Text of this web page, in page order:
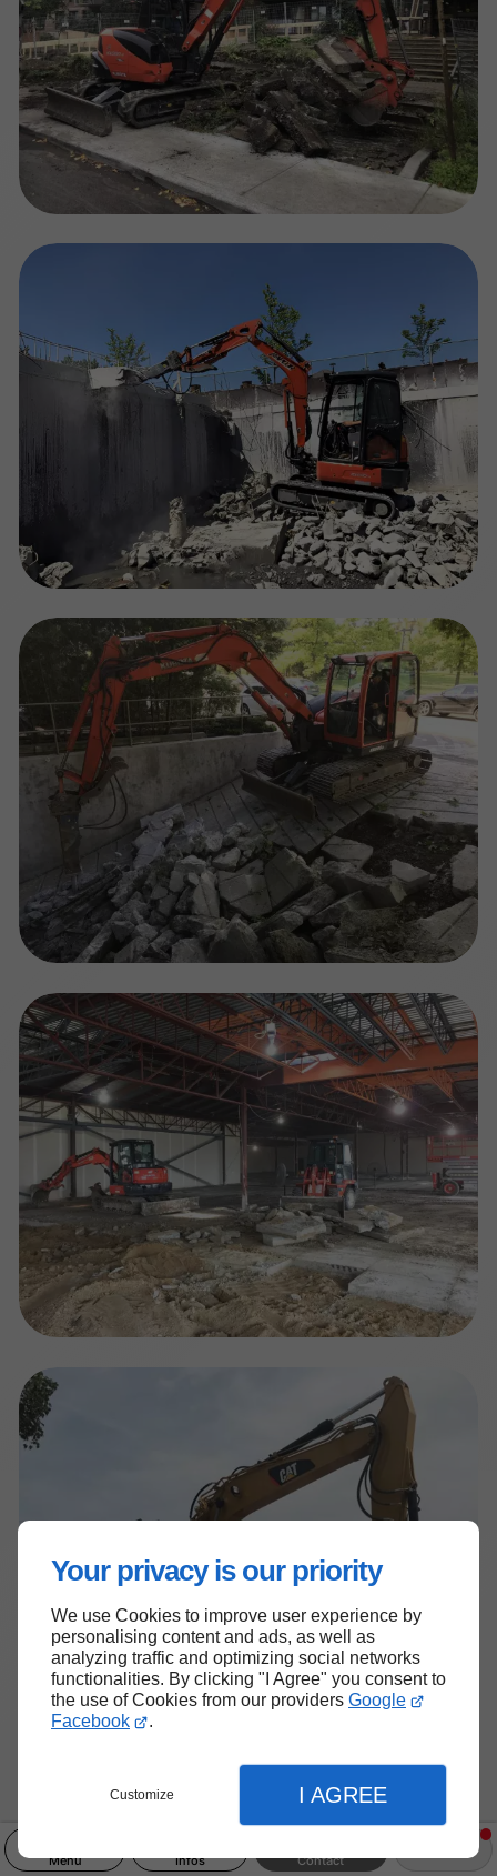
Your privacy is our priority
We use Cookies to improve user experience by
personalising content and ads, as well as
analyzing traffic and optimizing social networks
functionalities. By clicking "I Agree" you consent to
the use of Cookies from our providers Google
Facebook
.
Customize I AGREE
Menu Infos Contact